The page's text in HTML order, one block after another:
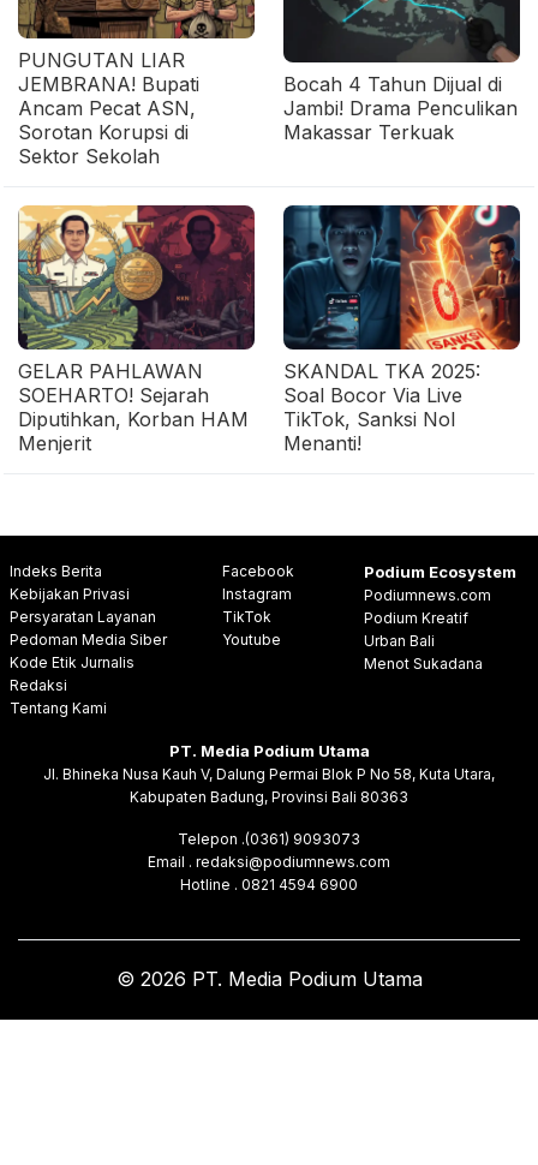
PUNGUTAN LIAR
JEMBRANA! Bupati
Ancam Pecat ASN,
Sorotan Korupsi di
Sektor Sekolah
Bocah 4 Tahun Dijual di
Jambi! Drama Penculikan
Makassar Terkuak
GELAR PAHLAWAN
SOEHARTO! Sejarah
Diputihkan, Korban HAM
Menjerit
SKANDAL TKA 2025:
Soal Bocor Via Live
TikTok, Sanksi Nol
Menanti!
Indeks Berita
Kebijakan Privasi
Persyaratan Layanan
Pedoman Media Siber
Kode Etik Jurnalis
Redaksi
Tentang Kami
Facebook
Instagram
TikTok
Youtube
Podium Ecosystem
Podiumnews.com
Podium Kreatif
Urban Bali
Menot Sukadana
PT. Media Podium Utama
Jl. Bhineka Nusa Kauh V, Dalung Permai Blok P No 58, Kuta Utara,
Kabupaten Badung, Provinsi Bali 80363
Telepon .(0361) 9093073
Email . redaksi@podiumnews.com
Hotline . 0821 4594 6900
© 2026 PT. Media Podium Utama